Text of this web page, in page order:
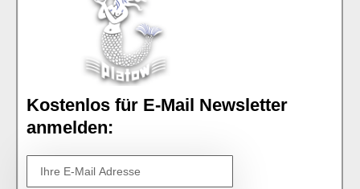
Kostenlos für E-Mail Newsletter
anmelden: